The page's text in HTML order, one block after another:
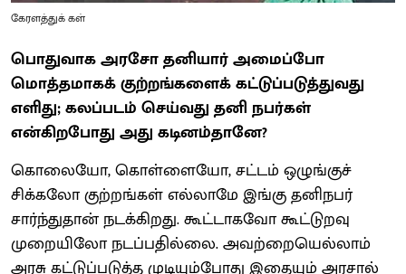
கேரளத்துக் கள்
பொதுவாக அரசோ தனியார் அமைப்போ
மொத்தமாகக் குற்றங்களைக் கட்டுப்படுத்துவது
எளிது; கலப்படம் செய்வது தனி நபர்கள்
என்கிறபோது அது கடினம்தானே?
கொலையோ, கொள்ளையோ, சட்டம் ஒழுங்குச்
சிக்கலோ குற்றங்கள் எல்லாமே இங்கு தனிநபர்
சார்ந்துதான் நடக்கிறது. கூட்டாகவோ கூட்டுறவு
முறையிலோ நடப்பதில்லை. அவற்றையெல்லாம்
அரசு கட்டுப்படுத்த முடியும்போது இதையும் அரசால்